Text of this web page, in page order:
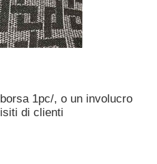
donna
1pc/, o un involucro
di clienti